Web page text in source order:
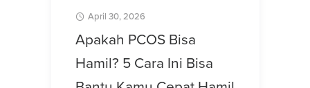
April 30, 2026
Apakah PCOS Bisa
Hamil? 5 Cara Ini Bisa